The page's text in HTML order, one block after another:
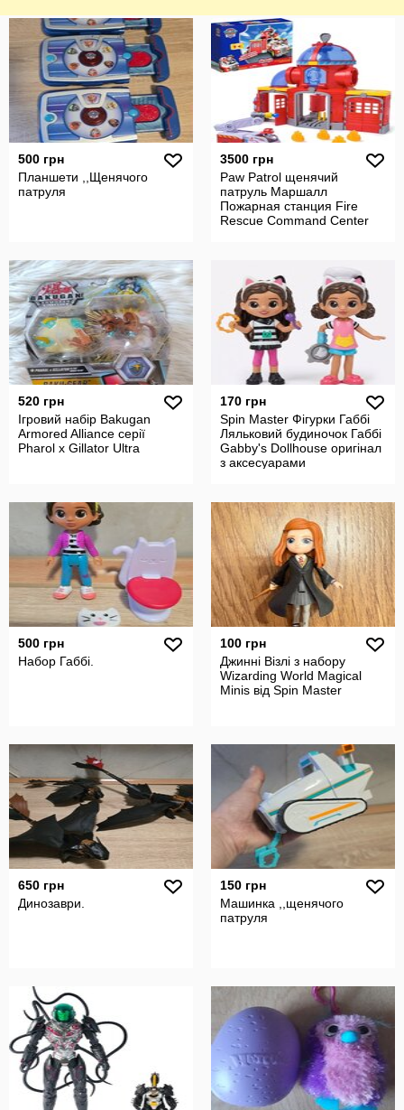
500 грн
Планшети ,,Щенячого
патруля
3500 грн
Paw Patrol щенячий
патруль Маршалл
Пожарная станция Fire
Rescue Command Center
520 грн
Ігровий набір Bakugan
Armored Alliance серії
Pharol x Gillator Ultra
170 грн
Spin Master Фігурки Габбі
Ляльковий будиночок Габбі
Gabby's Dollhouse оригінал
з аксесуарами
500 грн
Набор Габбі.
100 грн
Джинні Візлі з набору
Wizarding World Magical
Minis від Spin Master
650 грн
Динозаври.
150 грн
Машинка ,,щенячого
патруля